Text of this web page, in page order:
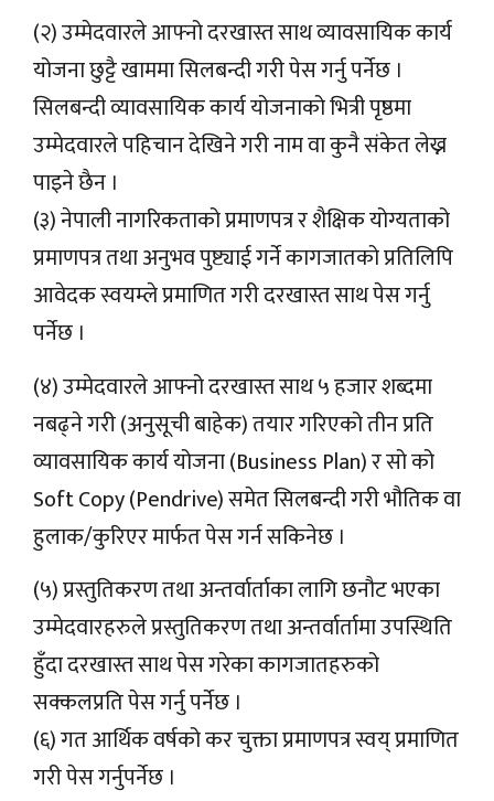
(२) उम्मेदवारले आफ्नो दरखास्त साथ व्यावसायिक कार्य
योजना छुट्टै खाममा सिलबन्दी गरी पेस गर्नु पर्नेछ ।
सिलबन्दी व्यावसायिक कार्य योजनाको भित्री पृष्ठमा
उम्मेदवारले पहिचान देखिने गरी नाम वा कुनै संकेत लेख्न
पाइने छैन ।
(३) नेपाली नागरिकताको प्रमाणपत्र र शैक्षिक योग्यताको
प्रमाणपत्र तथा अनुभव पुष्ट्याई गर्ने कागजातको प्रतिलिपि
आवेदक स्वयम्ले प्रमाणित गरी दरखास्त साथ पेस गर्नु
पर्नेछ ।
(४) उम्मेदवारले आफ्नो दरखास्त साथ ५ हजार शब्दमा
नबढ्ने गरी (अनुसूची बाहेक) तयार गरिएको तीन प्रति
व्यावसायिक कार्य योजना (Business Plan) र सो को
Soft Copy (Pendrive) समेत सिलबन्दी गरी भौतिक वा
हुलाक/कुरिएर मार्फत पेस गर्न सकिनेछ ।
(५) प्रस्तुतिकरण तथा अन्तर्वार्ताका लागि छनौट भएका
उम्मेदवारहरुले प्रस्तुतिकरण तथा अन्तर्वार्तामा उपस्थिति
हुँदा दरखास्त साथ पेस गरेका कागजातहरुको
सक्कलप्रति पेस गर्नु पर्नेछ ।
(६) गत आर्थिक वर्षको कर चुक्ता प्रमाणपत्र स्वय् प्रमाणित
गरी पेस गर्नुपर्नेछ ।